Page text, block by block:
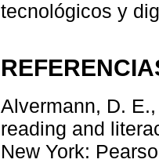
tecnológicos y
Alvermann, D.
reading and
New York: